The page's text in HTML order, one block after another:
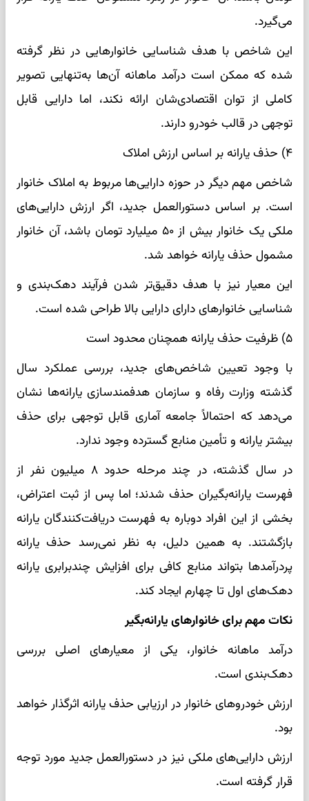
می‌گیرد.
این شاخص با هدف شناسایی خانوارهایی در نظر گرفته
شده که ممکن است درآمد ماهانه آن‌ها به‌تنهایی تصویر
کاملی از توان اقتصادی‌شان ارائه نکند، اما دارایی قابل
توجهی در قالب خودرو دارند.
۴) حذف یارانه بر اساس ارزش املاک
شاخص مهم دیگر در حوزه دارایی‌ها مربوط به املاک خانوار
است. بر اساس دستورالعمل جدید، اگر ارزش دارایی‌های
ملکی یک خانوار بیش از ۵۰ میلیارد تومان باشد، آن خانوار
مشمول حذف یارانه خواهد شد.
این معیار نیز با هدف دقیق‌تر شدن فرآیند دهک‌بندی و
شناسایی خانوارهای دارای دارایی بالا طراحی شده است.
۵) ظرفیت حذف یارانه همچنان محدود است
با وجود تعیین شاخص‌های جدید، بررسی عملکرد سال
گذشته وزارت رفاه و سازمان هدفمندسازی یارانه‌ها نشان
می‌دهد که احتمالاً جامعه آماری قابل توجهی برای حذف
بیشتر یارانه و تأمین منابع گسترده وجود ندارد.
در سال گذشته، در چند مرحله حدود ۸ میلیون نفر از
فهرست یارانه‌بگیران حذف شدند؛ اما پس از ثبت اعتراض،
بخشی از این افراد دوباره به فهرست دریافت‌کنندگان یارانه
بازگشتند. به همین دلیل، به نظر نمی‌رسد حذف یارانه
پردرآمدها بتواند منابع کافی برای افزایش چندبرابری یارانه
دهک‌های اول تا چهارم ایجاد کند.
نکات مهم برای خانوارهای یارانه‌بگیر
درآمد ماهانه خانوار، یکی از معیارهای اصلی بررسی
دهک‌بندی است.
ارزش خودروهای خانوار در ارزیابی حذف یارانه اثرگذار خواهد
بود.
ارزش دارایی‌های ملکی نیز در دستورالعمل جدید مورد توجه
قرار گرفته است.